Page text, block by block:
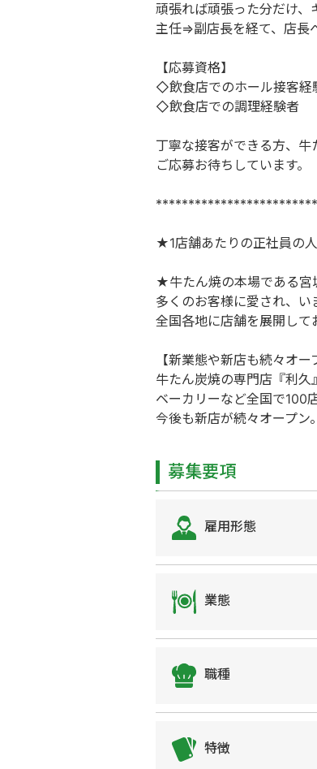
頑張れば頑張った分だけ、
主任⇒副店長を経て、店長
【応募資格】
◇飲食店でのホール接客経
◇飲食店での調理経験者
丁寧な接客ができる方、牛
ご応募お待ちしています。
★1店舗あたりの正社員の
★牛たん焼の本場である宮
多くのお客様に愛され、い
全国各地に店舗を展開し
【新業態や新店も続々オー
牛たん炭焼の専門店『利久
ベーカリーなど全国で100
今後も新店が続々オープン
募集要項
雇用形態
業態
職種
特徴